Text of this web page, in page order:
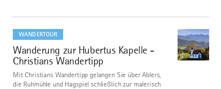
WANDERTOUR
9
Wanderung zur Hubertus Kapelle -
Christians Wandertipp
©
Mit Christians Wandertipp gelangen Sie über Ablers,
die Ruhmühle und Hagspiel schließlich zur malerisch
dazu